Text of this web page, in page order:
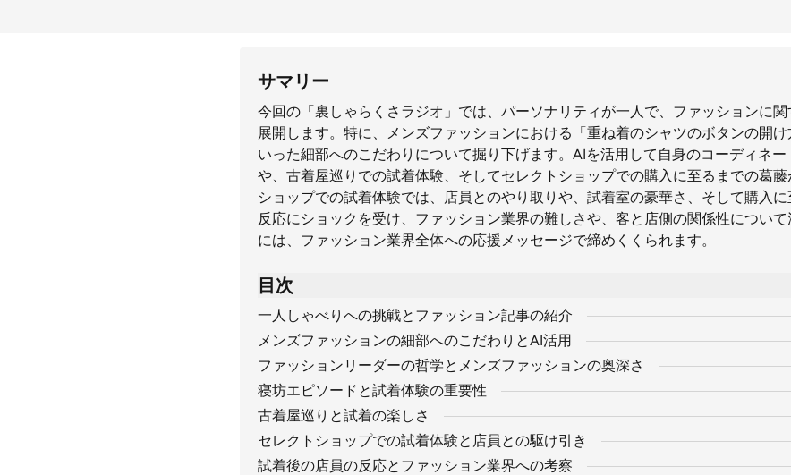
サマリー
今回の「裏しゃらくさラジオ」では、パーソナリティが一人で、ファッションに
展開します。特に、メンズファッションにおける「重ね着のシャツのボタンの開
いった細部へのこだわりについて掘り下げます。AIを活用して自身のコーディネ
や、古着屋巡りでの試着体験、そしてセレクトショップでの購入に至るまでの葛
ショップでの試着体験では、店員とのやり取りや、試着室の豪華さ、そして購入
反応にショックを受け、ファッション業界の難しさや、客と店側の関係性につい
には、ファッション業界全体への応援メッセージで締めくくられます。
目次
一人しゃべりへの挑戦とファッション記事の紹介
メンズファッションの細部へのこだわりとAI活用
ファッションリーダーの哲学とメンズファッションの奥深さ
寝坊エピソードと試着体験の重要性
古着屋巡りと試着の楽しさ
セレクトショップでの試着体験と店員との駆け引き
試着後の店員の反応とファッション業界への考察